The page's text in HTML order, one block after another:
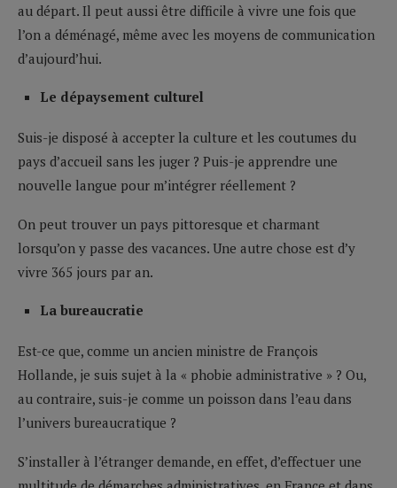
au départ. Il peut aussi être difficile à vivre une fois que
l’on a déménagé, même avec les moyens de communication
d’aujourd’hui.
Le dépaysement culturel
Suis-je disposé à accepter la culture et les coutumes du
pays d’accueil sans les juger ? Puis-je apprendre une
nouvelle langue pour m’intégrer réellement ?
On peut trouver un pays pittoresque et charmant
lorsqu’on y passe des vacances. Une autre chose est d’y
vivre 365 jours par an.
La bureaucratie
Est-ce que, comme un ancien ministre de François
Hollande, je suis sujet à la « phobie administrative » ? Ou,
au contraire, suis-je comme un poisson dans l’eau dans
l’univers bureaucratique ?
S’installer à l’étranger demande, en effet, d’effectuer une